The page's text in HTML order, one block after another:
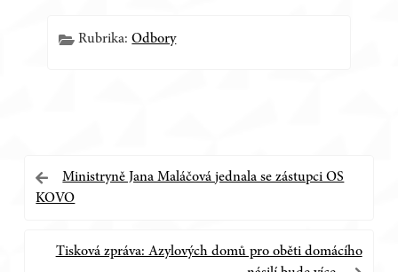
Rubrika:Odbory
Navigace
příspěvek
Ministryně Jana Maláčová jednala se zástupci OS
KOVO
Tisková zpráva: Azylových domů pro oběti domácího